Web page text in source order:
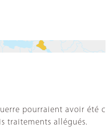
pourraient avoir été
traitements allégués.